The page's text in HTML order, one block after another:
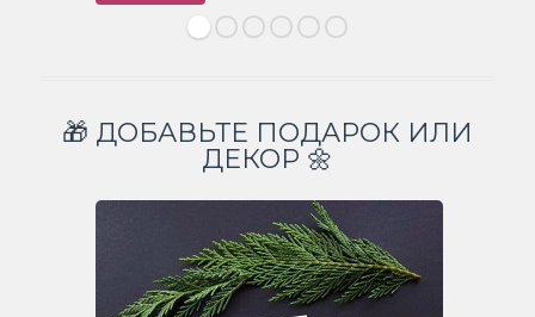
🎁 ДОБАВЬТЕ ПОДАРОК ИЛИ
ДЕКОР 🌼